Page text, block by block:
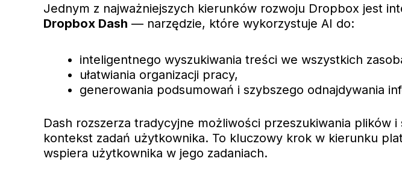
Jednym z najważniejszych kierunków rozwoju Dropbox jest
Dropbox Dash — narzędzie, które wykorzystuje AI do:
inteligentnego wyszukiwania treści we wszystkich
ułatwiania organizacji pracy,
generowania podsumowań i szybszego odnajdywania
Dash rozszerza tradycyjne możliwości przeszukiwania
kontekst zadań użytkownika. To kluczowy krok w kierunku
wspiera użytkownika w jego zadaniach.